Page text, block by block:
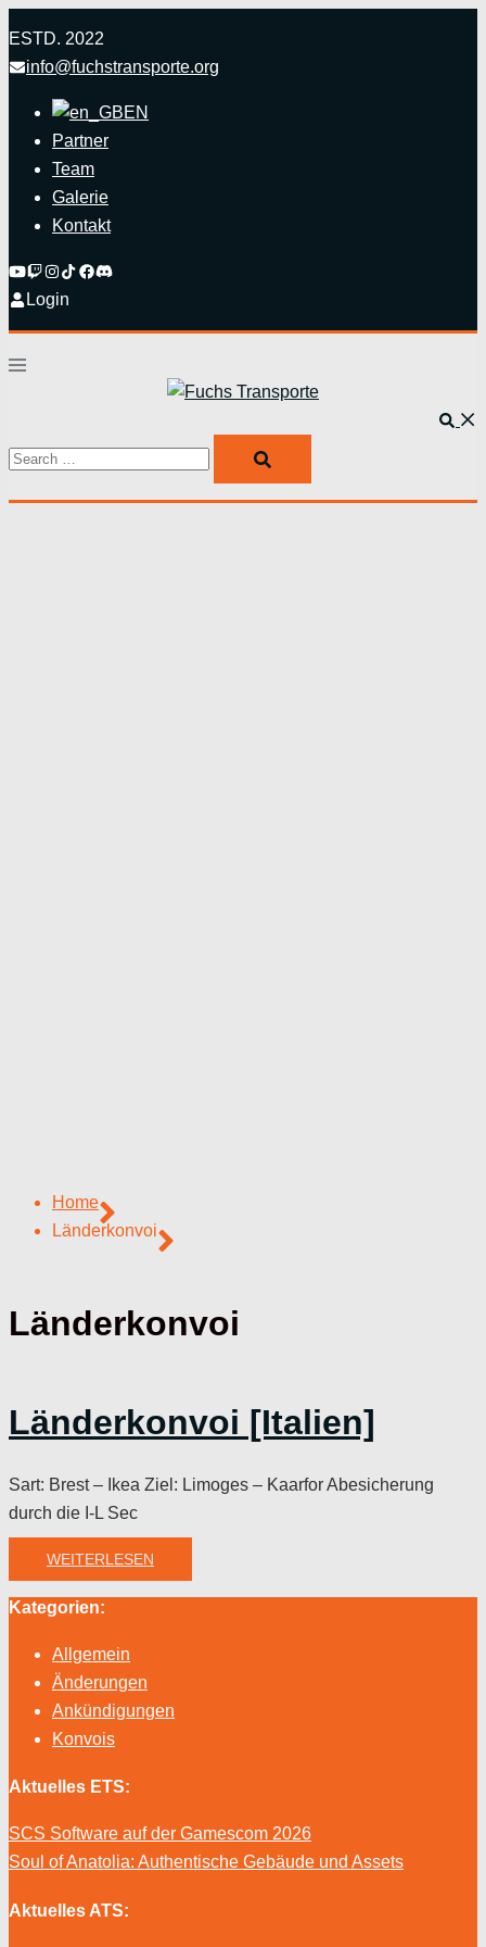
Inhalt
springen
ESTD. 2022
info@fuchstransporte.org
EN
Partner
Team
Galerie
Kontakt
Login
Menü
Suche
Search…
Home
Länderkonvoi
Länderkonvoi
Länderkonvoi [Italien]
Sart: Brest – Ikea Ziel: Limoges – Kaarfor Abesicherung
durch die I-L Sec
WEITERLESEN
Kategorien:
Allgemein
Änderungen
Ankündigungen
Konvois
Aktuelles ETS:
SCS Software auf der Gamescom 2026
Soul of Anatolia: Authentische Gebäude und Assets
Aktuelles ATS: